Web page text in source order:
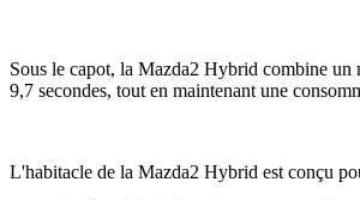
Sous le capot, la Mazda2 Hybrid combine un
9,7 secondes, tout en maintenant une
L'habitacle de la Mazda2 Hybrid est conçu